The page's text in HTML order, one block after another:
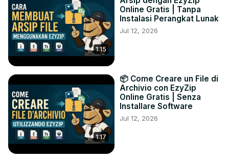
1:15
Online Gratis | Tanpa
Instalasi Perangkat Lunak
Jul 12, 2026
1:17
📦 Come Creare un File di
Archivio con EzyZip
Online Gratis | Senza
Installare Software
Jul 12, 2026